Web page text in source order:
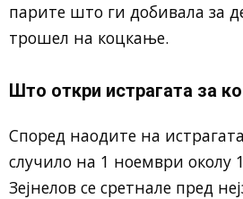
парите што ги добивала за
трошел на коцкање.
Што откри истрагата за
Според наодите на
случило на 1 ноември околу
Зејнелов се сретнале пред